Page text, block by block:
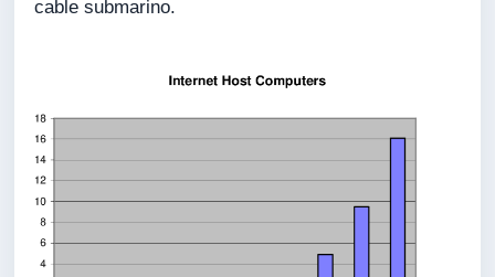
cable submarino.